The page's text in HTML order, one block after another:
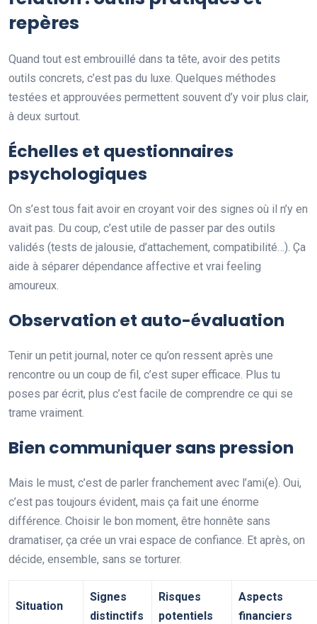
repères
Quand tout est embrouillé dans ta tête, avoir des petits
outils concrets, c’est pas du luxe. Quelques méthodes
testées et approuvées permettent souvent d’y voir plus clair,
à deux surtout.
Échelles et questionnaires
psychologiques
On s’est tous fait avoir en croyant voir des signes où il n’y en
avait pas. Du coup, c’est utile de passer par des outils
validés (tests de jalousie, d’attachement, compatibilité…). Ça
aide à séparer dépendance affective et vrai feeling
amoureux.
Observation et auto-évaluation
Tenir un petit journal, noter ce qu’on ressent après une
rencontre ou un coup de fil, c’est super efficace. Plus tu
poses par écrit, plus c’est facile de comprendre ce qui se
trame vraiment.
Bien communiquer sans pression
Mais le must, c’est de parler franchement avec l’ami(e). Oui,
c’est pas toujours évident, mais ça fait une énorme
différence. Choisir le bon moment, être honnête sans
dramatiser, ça crée un vrai espace de confiance. Et après, on
décide, ensemble, sans se torturer.
Situation
Signes
distinctifs
Risques
potentiels
Aspects
financiers